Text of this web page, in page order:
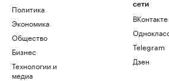
Политика
Экономика
Общество
Бизнес
Технологии и
медиа
сети
ВКонтакте
Telegram
Дзен